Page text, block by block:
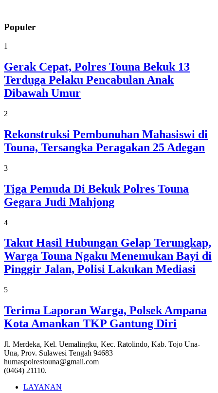
Populer
1
Gerak Cepat, Polres Touna Bekuk 13
Terduga Pelaku Pencabulan Anak
Dibawah Umur
2
Rekonstruksi Pembunuhan Mahasiswi di
Touna, Tersangka Peragakan 25 Adegan
3
Tiga Pemuda Di Bekuk Polres Touna
Gegara Judi Mahjong
4
Takut Hasil Hubungan Gelap Terungkap,
Warga Touna Ngaku Menemukan Bayi di
Pinggir Jalan, Polisi Lakukan Mediasi
5
Terima Laporan Warga, Polsek Ampana
Kota Amankan TKP Gantung Diri
Jl. Merdeka, Kel. Uemalingku, Kec. Ratolindo, Kab. Tojo Una-
Una, Prov. Sulawesi Tengah 94683
humaspolrestouna@gmail.com
(0464) 21110.
LAYANAN